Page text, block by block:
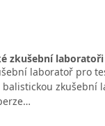
zkušební
laboratoř pro
zkušební